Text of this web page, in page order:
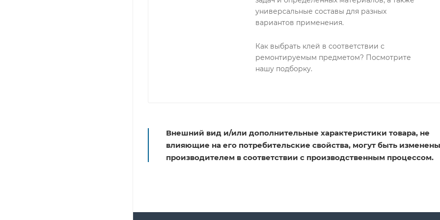
универсальные составы для разных
вариантов применения.
Как выбрать клей в соответствии с
ремонтируемым предметом? Посмотрите
нашу подборку.
Внешний вид и/или дополнительные характеристики товара, не
влияющие на его потребительские свойства, могут быть изменены
производителем в соответствии с производственным процессом.